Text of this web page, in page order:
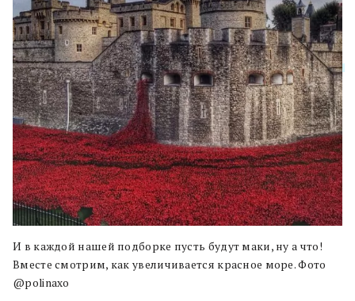
И в каждой нашей подборке пусть будут маки, ну а что!
Вместе смотрим, как увеличивается красное море. Фото
@polinaxo